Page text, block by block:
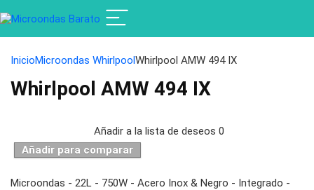
InicioMicroondas WhirlpoolWhirlpool AMW 494 IX
Whirlpool AMW 494 IX
Añadir a la lista de deseos 0
Añadir para comparar
Microondas - 22L - 750W - Acero Inox & Negro - Integrado -